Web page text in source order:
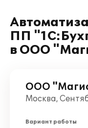
ПП
в ООО
ООО
Москва,
Вариант работы